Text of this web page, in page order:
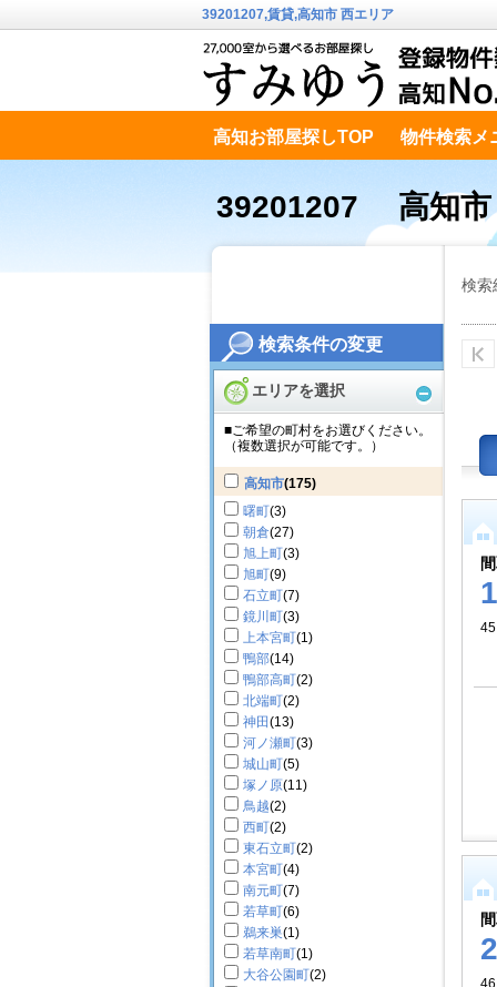
検索条件の変更
エリアを選択
■ご希望の町村をお選びください。
（複数選択が可能です。）
高知市(175)
曙町(3)
朝倉(27)
旭上町(3)
旭町(9)
石立町(7)
鏡川町(3)
上本宮町(1)
鴨部(14)
鴨部高町(2)
北端町(2)
神田(13)
河ノ瀬町(3)
城山町(5)
塚ノ原(11)
鳥越(2)
西町(2)
東石立町(2)
本宮町(4)
南元町(7)
若草町(6)
鵜来巣(1)
若草南町(1)
大谷公園町(2)
39201207,賃貸,高知市 西エリア
高知お部屋探しTOP 物件検索メ
テキストデータ
39201207 高知市
検索